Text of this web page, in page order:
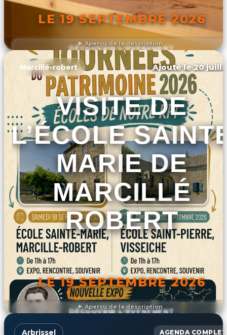
Aperçu de la description
LE 19 SEPTEMBRE 2026
DÉCOUVRIR L'ÉVÉNEMENT
Aperçu de la description
Marcillé-robert Ajouté le 20
VISITE DE
L’ÉCOLE
MARIE DE
MARCILLÉ
ROBERT
LE 19 SEPTEMBRE 2026
DÉCOUVRIR L'ÉVÉNEMENT
Arbrissel AGENDA COMPLET